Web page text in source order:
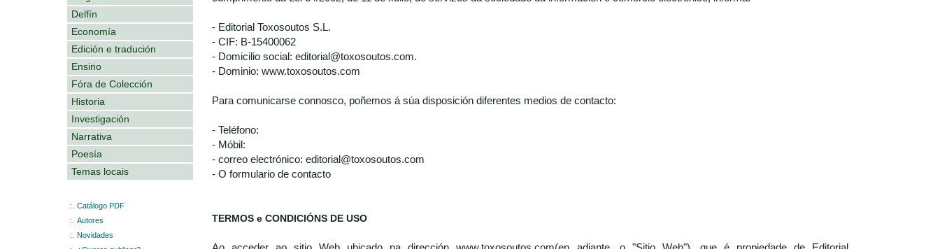
Delfín
Economía
Edición e tradución
Ensino
Fóra de Colección
Historia
Investigación
Narrativa
Poesía
Temas locais
:.
Catálogo PDF
:.
Autores
:.
Novidades
- Editorial Toxosoutos S.L.
- CIF: B-15400062
- Domicilio social: editorial@toxosoutos.com.
- Dominio: www.toxosoutos.com
Para comunicarse connosco, poñemos á súa disposición diferentes medios de contacto:
- Teléfono:
- Móbil:
- correo electrónico: editorial@toxosoutos.com
- O formulario de contacto
TERMOS e CONDICIÓNS DE USO